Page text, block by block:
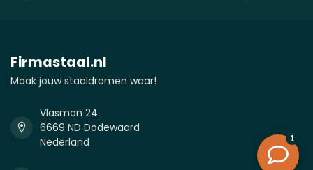
Firmastaal.nl
Maak jouw staaldromen waar!
Vlasman 24
6669 ND Dodewaard
Nederland